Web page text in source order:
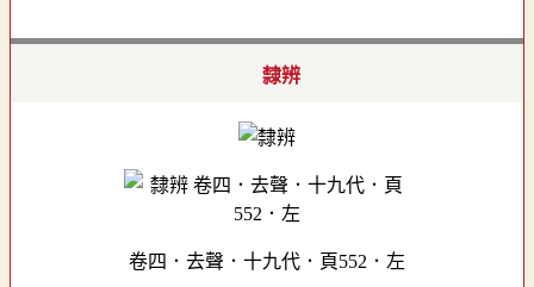
隸辨
卷四．去聲．十九代．頁552．左